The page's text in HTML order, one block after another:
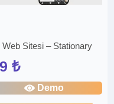
Web Sitesi – Stationary
₺
Demo